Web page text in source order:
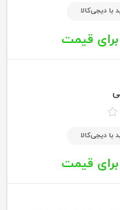
با دیجی‌کالا
قیمت
با دیجی‌کالا
قیمت